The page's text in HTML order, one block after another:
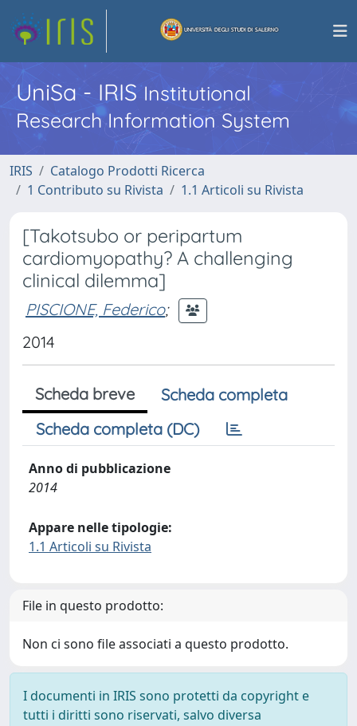
UniSa - IRISInstitutional
Research Information System
IRIS
Catalogo Prodotti Ricerca
1 Contributo su Rivista
1.1 Articoli su Rivista
[Takotsubo or peripartum
cardiomyopathy? A challenging
clinical dilemma]
PISCIONE, Federico;
2014
Scheda breve
Scheda completa
Scheda completa (DC)
Anno di pubblicazione
2014
Appare nelle tipologie:
1.1 Articoli su Rivista
File in questo prodotto:
Non ci sono file associati a questo prodotto.
I documenti in IRIS sono protetti da copyright e
tutti i diritti sono riservati, salvo diversa